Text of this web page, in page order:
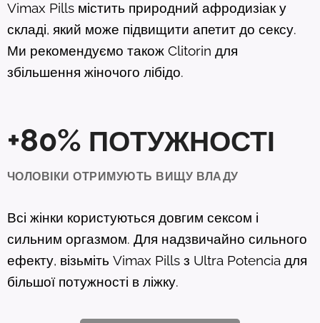
Vimax Pills містить природний афродизіак у
складі, який може підвищити апетит до сексу.
Ми рекомендуємо також Clitorin для
збільшення жіночого лібідо.
+80% ПОТУЖНОСТІ
ЧОЛОВІКИ ОТРИМУЮТЬ ВИЩУ ВЛАДУ
Всі жінки користуються довгим сексом і
сильним оргазмом. Для надзвичайно сильного
ефекту, візьміть Vimax Pills з Ultra Potencia для
більшої потужності в ліжку.